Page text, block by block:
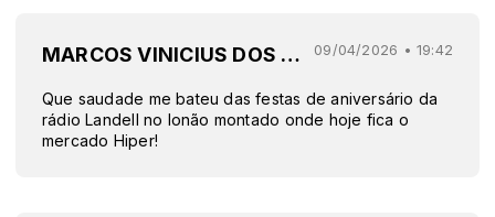
MARCOS VINICIUS DOS SANTOS MELLO 09/04/2026 • 19:42
Que saudade me bateu das festas de aniversário da
rádio Landell no lonão montado onde hoje fica o
mercado Hiper!